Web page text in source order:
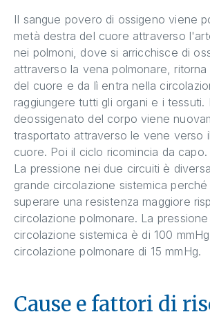
Il sangue povero di ossigeno viene
metà destra del cuore attraverso
nei polmoni, dove si arricchisce di
attraverso la vena polmonare,
del cuore e da lì entra nella
raggiungere tutti gli organi e i tessuti.
deossigenato del corpo viene
trasportato attraverso le vene verso
cuore. Poi il ciclo ricomincia da capo.
La pressione nei due circuiti è
grande circolazione sistemica
superare una resistenza maggiore
circolazione polmonare. La
circolazione sistemica è di 100
circolazione polmonare di 15 mmHg.
Cause e fattori di